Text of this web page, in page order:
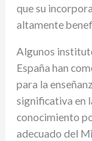
que su
altamente
Algunos
España han
para la
significativa en
conocimiento
adecuado del